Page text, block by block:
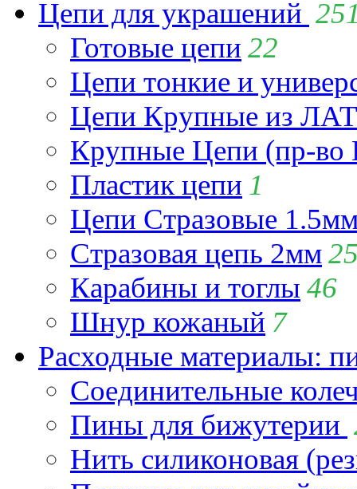
Цепи для украшений
Готовые цепи 22
Цепи тонкие и
Цепи Крупные из
Крупные Цепи (пр-во
Пластик цепи 1
Цепи Стразовые
Стразовая цепь 2мм
Карабины и тоглы 46
Шнур кожаный 7
Расходные материалы:
Соединительные
Пины для бижутерии
Нить силиконовая